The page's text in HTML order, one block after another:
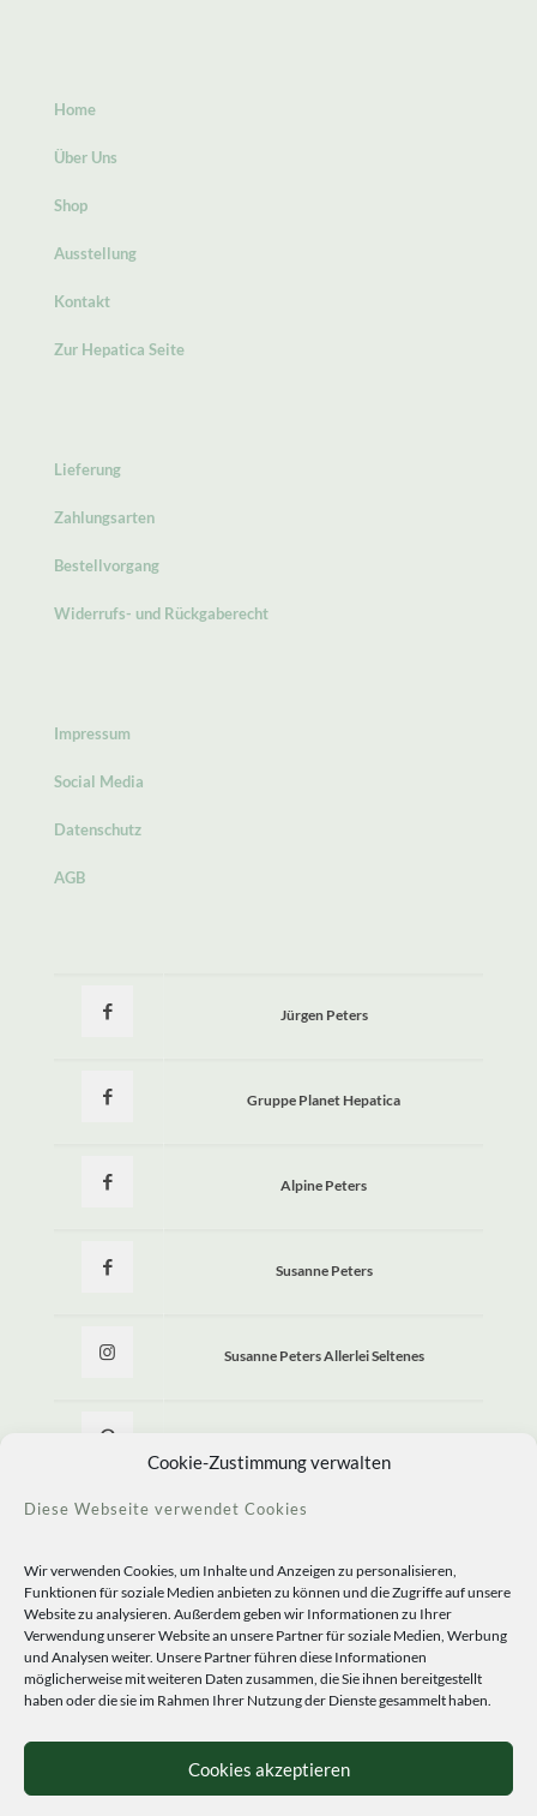
Cookie-Zustimmung verwalten
Diese Webseite verwendet Cookies
Wir verwenden Cookies, um Inhalte und Anzeigen zu personalisieren,
Funktionen für soziale Medien anbieten zu können und die Zugriffe auf unsere
Website zu analysieren. Außerdem geben wir Informationen zu Ihrer
Verwendung unserer Website an unsere Partner für soziale Medien, Werbung
und Analysen weiter. Unsere Partner führen diese Informationen
möglicherweise mit weiteren Daten zusammen, die Sie ihnen bereitgestellt
haben oder die sie im Rahmen Ihrer Nutzung der Dienste gesammelt haben.
Cookies akzeptieren
Home
Über Uns
Shop
Ausstellung
Kontakt
Zur Hepatica Seite
Lieferung
Zahlungsarten
Bestellvorgang
Widerrufs- und Rückgaberecht
Impressum
Social Media
Datenschutz
AGB
Jürgen Peters
Gruppe Planet Hepatica
Alpine Peters
Susanne Peters
Susanne Peters Allerlei Seltenes
© 2020 Staudengärtnerei Peters. All Rights Reserved.